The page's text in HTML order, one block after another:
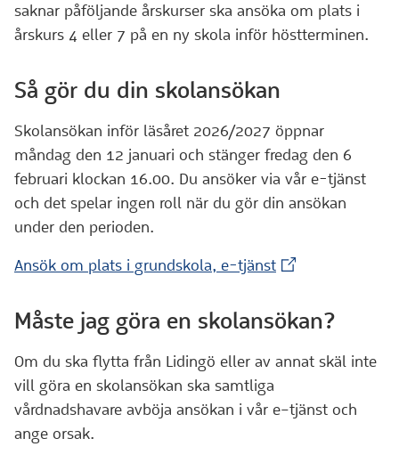
saknar påföljande årskurser ska ansöka om plats i
årskurs 4 eller 7 på en ny skola inför höstterminen.
Så gör du din skolansökan
Skolansökan inför läsåret 2026/2027 öppnar
måndag den 12 januari och stänger fredag den 6
februari klockan 16.00. Du ansöker via vår e-tjänst
och det spelar ingen roll när du gör din ansökan
under den perioden.
Ansök om plats i grundskola, e-tjänst(Extern
Måste jag göra en skolansökan?
Om du ska flytta från Lidingö eller av annat skäl inte
vill göra en skolansökan ska samtliga
vårdnadshavare avböja ansökan i vår e–tjänst och
ange orsak.